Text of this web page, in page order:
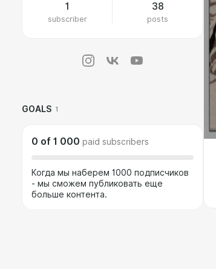
1
subscriber
38
posts
GOALS 1
0 of 1 000 paid subscribers
Когда мы наберем 1000 подписчиков
- мы сможем публиковать еще
больше контента.